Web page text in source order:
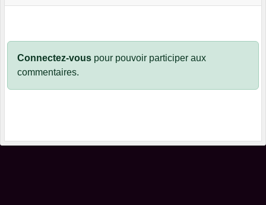
Connectez-vous pour pouvoir participer aux
commentaires.